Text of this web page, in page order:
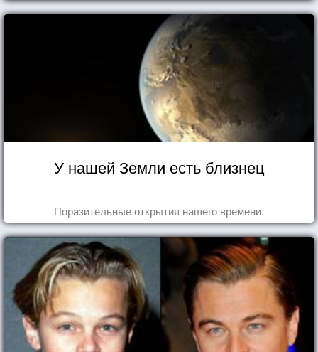
У нашей Земли есть близнец
Поразительные открытия нашего времени.